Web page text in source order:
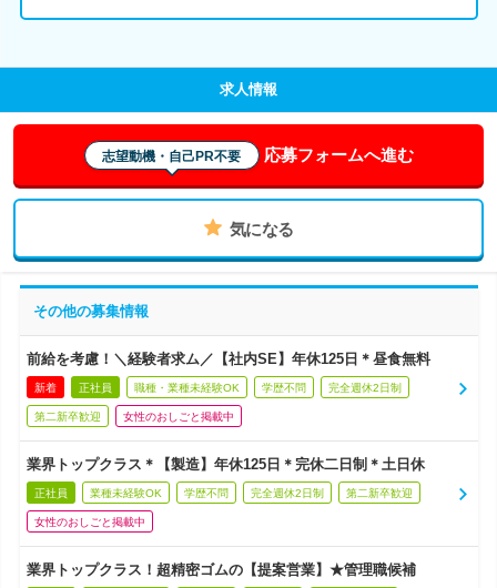
求人情報
志望動機・自己PR不要 応募フォームへ進む
気になる
その他の募集情報
前給を考慮！＼経験者求ム／【社内SE】年休125日＊昼食無料
新着 正社員 職種・業種未経験OK 学歴不問 完全週休2日制
第二新卒歓迎 女性のおしごと掲載中
業界トップクラス＊【製造】年休125日＊完休二日制＊土日休
正社員 業種未経験OK 学歴不問 完全週休2日制 第二新卒歓迎
女性のおしごと掲載中
業界トップクラス！超精密ゴムの【提案営業】★管理職候補